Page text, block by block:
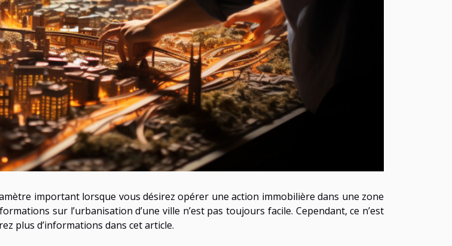
important lorsque vous désirez opérer une action immobilière dans une zone
sur l’urbanisation d’une ville n’est pas toujours facile. Cependant, ce n’est
plus d’informations dans cet article.